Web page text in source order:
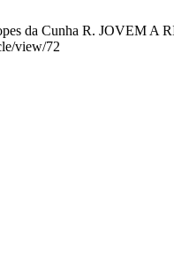
da Cunha R. JOVEM A
view/72